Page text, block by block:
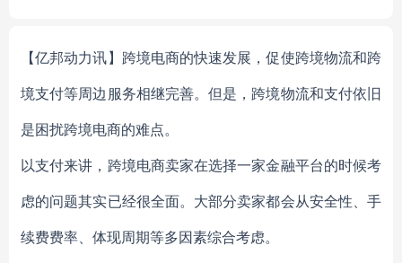
【亿邦动力讯】跨境电商的快速发展，促使跨境物流和跨
境支付等周边服务相继完善。但是，跨境物流和支付依旧
是困扰跨境电商的难点。
以支付来讲，跨境电商卖家在选择一家金融平台的时候考
虑的问题其实已经很全面。大部分卖家都会从安全性、手
续费费率、体现周期等多因素综合考虑。